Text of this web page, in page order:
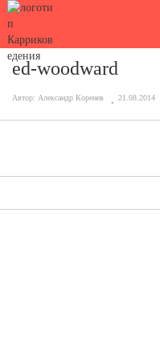
ed-woodward
Автор: Александр Коренев 21.08.2014